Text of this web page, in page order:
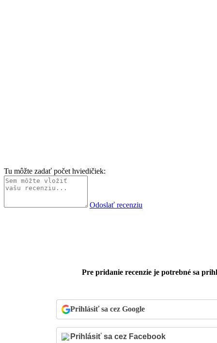
Tu môžte zadať počet hviedičiek:
Odoslať recenziu
Pre pridanie recenzie je potrebné sa
Prihlásiť sa cez Google